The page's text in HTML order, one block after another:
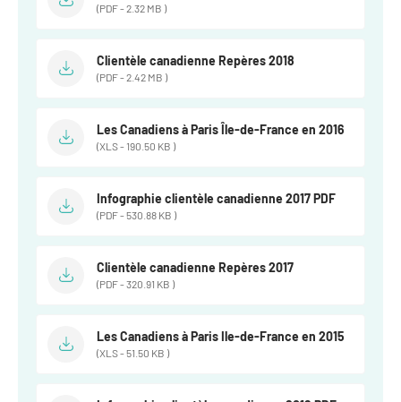
(PDF - 2.32 MB )
Clientèle canadienne Repères 2018
(PDF - 2.42 MB )
Les Canadiens à Paris Île-de-France en 2016
(XLS - 190.50 KB )
Infographie clientèle canadienne 2017 PDF
(PDF - 530.88 KB )
Clientèle canadienne Repères 2017
(PDF - 320.91 KB )
Les Canadiens à Paris Ile-de-France en 2015
(XLS - 51.50 KB )